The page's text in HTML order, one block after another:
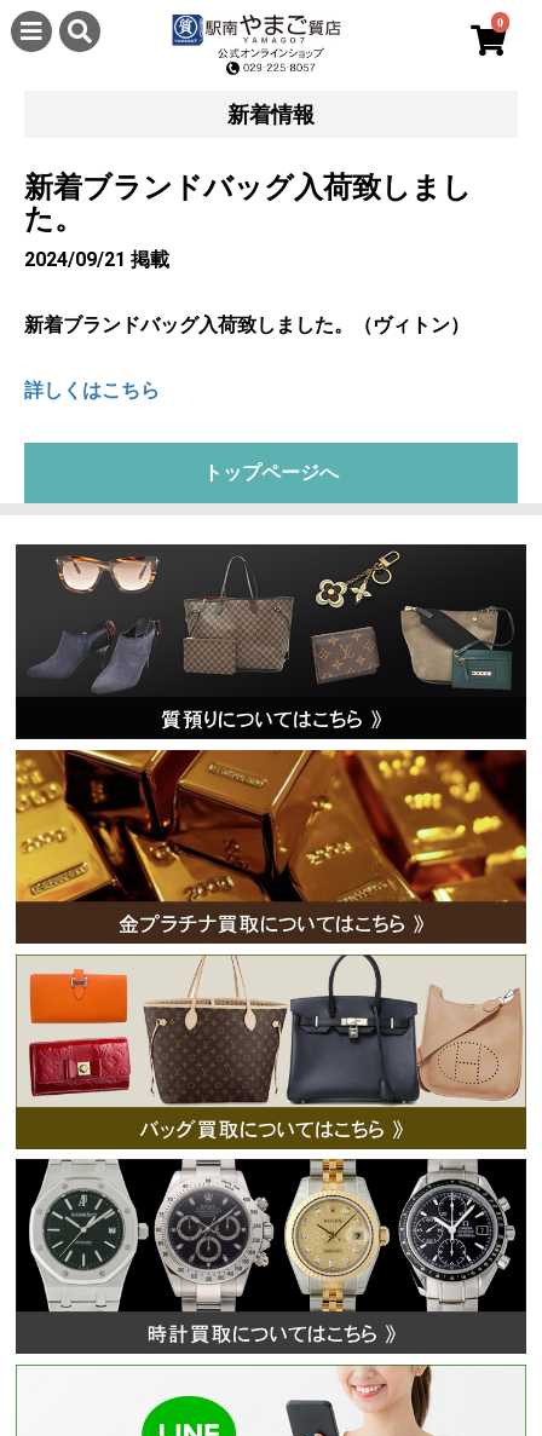
0
新着情報
新着ブランドバッグ入荷致しまし
た。
2024/09/21 掲載
新着ブランドバッグ入荷致しました。（ヴィトン）
詳しくはこちら
トップページへ